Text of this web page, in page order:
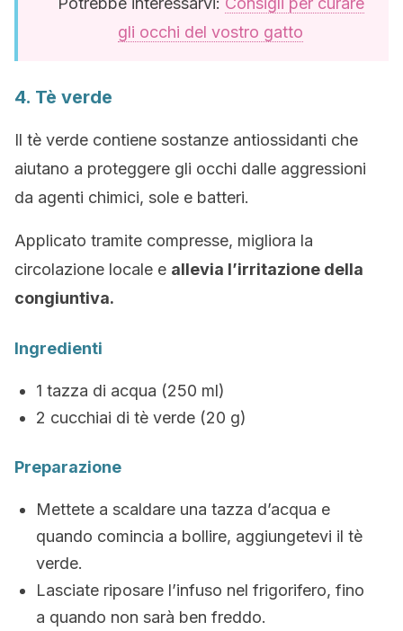
gli occhi del vostro gatto
4. Tè verde
Il tè verde contiene sostanze antiossidanti che
aiutano a proteggere gli occhi dalle aggressioni
da agenti chimici, sole e batteri.
Applicato tramite compresse, migliora la
circolazione locale e allevia l’irritazione della
congiuntiva.
Ingredienti
1 tazza di acqua (250 ml)
2 cucchiai di tè verde (20 g)
Preparazione
Mettete a scaldare una tazza d’acqua e
quando comincia a bollire, aggiungetevi il tè
verde.
Lasciate riposare l’infuso nel frigorifero, fino
a quando non sarà ben freddo.